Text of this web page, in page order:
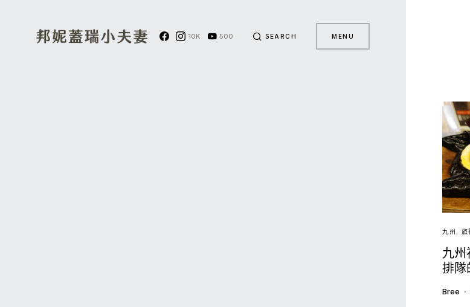
10K 500 SEARCH MENU
九州 旅
九州
排隊
Bree